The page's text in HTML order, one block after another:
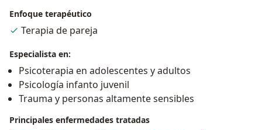
sistémica. ¡Si sientes que quieres iniciar un proceso
terapéutico te invito a que hablemos!
Enfoque terapéutico
Terapia de pareja
Especialista en:
Psicoterapia en adolescentes y adultos
Psicología infanto juvenil
Trauma y personas altamente sensibles
Principales enfermedades tratadas